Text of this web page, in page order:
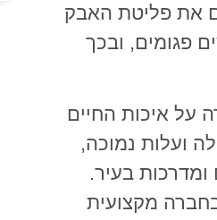
את פליטת האבק
פגומים, ובכך
על איכות החיים
ועלות נמוכה,
בעיר.
מקצועית